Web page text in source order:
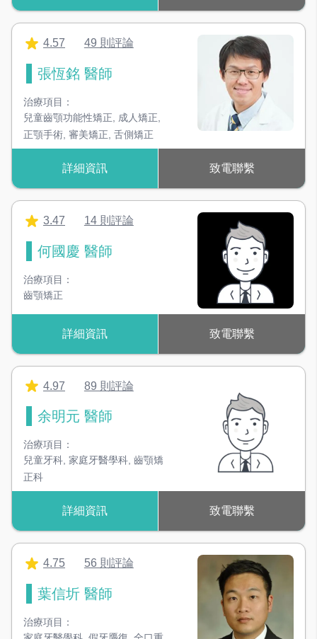
4.57 49 則評論
張恆銘 醫師
治療項目：
兒童齒顎功能性矯正
成人矯正
正顎手術 審美矯正 舌側矯正
詳細資訊 致電聯繫
3.47 14 則評論
何國慶 醫師
治療項目：
齒顎矯正
詳細資訊 致電聯繫
4.97 89 則評論
余明元 醫師
治療項目：
兒童牙科, 家庭牙醫學科, 齒顎矯
正科
詳細資訊 致電聯繫
4.75 56 則評論
葉信圻 醫師
治療項目：